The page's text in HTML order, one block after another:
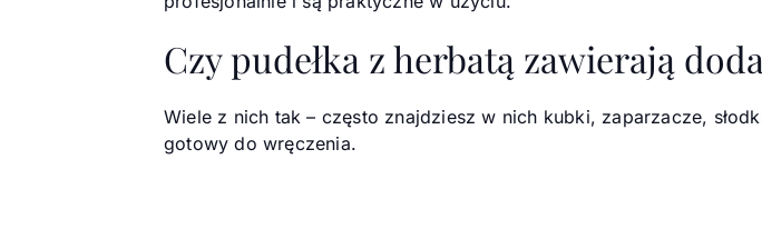
Czy pudełka z herbatą zawierają
Wiele z nich tak – często znajdziesz w nich kubki, zaparzacze,
gotowy do wręczenia.